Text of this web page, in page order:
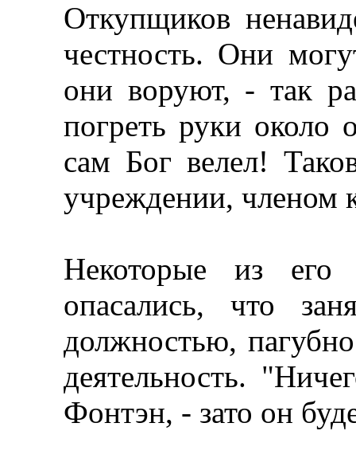
Откупщиков
честность. Они
они воруют, - так
погреть руки около
сам Бог велел!
учреждении, членом
Некоторые из его
опасались, что
должностью,
деятельность.
Фонтэн, - зато он